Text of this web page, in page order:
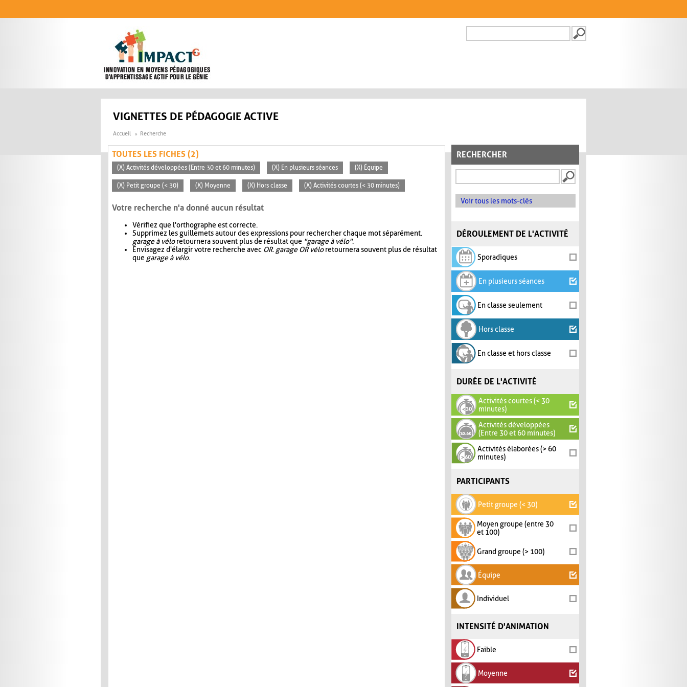
FORMULAIRE DE
VIGNETTES DE PÉDAGOGIE ACTIVE
Accueil Recherche
RECHERCHER
Voir tous les mots-clés
DÉROULEMENT DE L'ACTIVITÉ
Sporadiques
En plusieurs séances
En classe seulement
Hors classe
En classe et hors classe
DURÉE DE L'ACTIVITÉ
Activités courtes (< 30
minutes)
Activités développées
(Entre 30 et 60 minutes)
Activités élaborées (> 60
minutes)
PARTICIPANTS
Petit groupe (< 30)
Moyen groupe (entre 30
et 100)
Grand groupe (> 100)
Équipe
Individuel
INTENSITÉ D'ANIMATION
Faible
Moyenne
TOUTES LES FICHES (2)
(X) Activités développées (Entre 30 et 60 minutes) (X) En plusieurs séances (X) Équipe
(X) Petit groupe (< 30) (X) Moyenne (X) Hors classe (X) Activités courtes (< 30 minutes)
Votre recherche n'a donné aucun résultat
Vérifiez que l'orthographe est correcte.
Supprimez les guillemets autour des expressions pour rechercher chaque mot séparément.
garage à véloretournera souvent plus de résultat que "garage à vélo".
Envisagez d'élargir votre recherche avec OR. garage OR véloretournera souvent plus de résultat
que garage à vélo.